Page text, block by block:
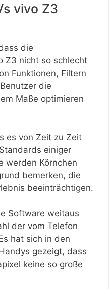
vivo Z3
die
Z3 nicht so schlecht
Funktionen, Filtern
die
Maße optimieren
es von Zeit zu Zeit
einiger
werden Körnchen
bemerken, die
beeinträchtigen.
Software weitaus
der vom Telefon
hat sich in den
gezeigt, dass
keine so große